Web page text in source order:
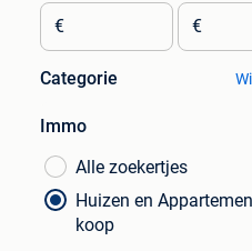
€ €
Categorie
Immo
Alle zoekertjes
Huizen en
koop